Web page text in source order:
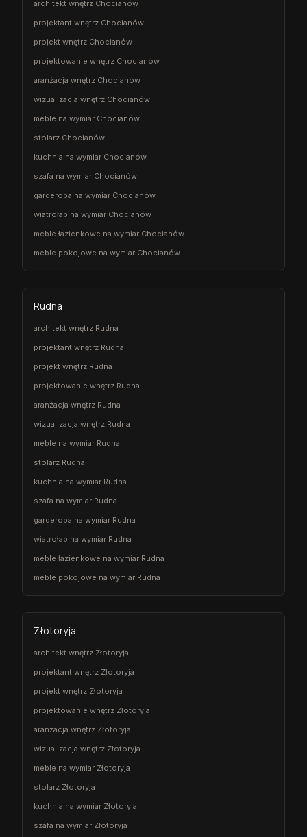
architekt wnętrz Chocianów
projektant wnętrz Chocianów
projekt wnętrz Chocianów
projektowanie wnętrz Chocianów
aranżacja wnętrz Chocianów
wizualizacja wnętrz Chocianów
meble na wymiar Chocianów
stolarz Chocianów
kuchnia na wymiar Chocianów
szafa na wymiar Chocianów
garderoba na wymiar Chocianów
wiatrołap na wymiar Chocianów
meble łazienkowe na wymiar Chocianów
meble pokojowe na wymiar Chocianów
Rudna
architekt wnętrz Rudna
projektant wnętrz Rudna
projekt wnętrz Rudna
projektowanie wnętrz Rudna
aranżacja wnętrz Rudna
wizualizacja wnętrz Rudna
meble na wymiar Rudna
stolarz Rudna
kuchnia na wymiar Rudna
szafa na wymiar Rudna
garderoba na wymiar Rudna
wiatrołap na wymiar Rudna
meble łazienkowe na wymiar Rudna
meble pokojowe na wymiar Rudna
Złotoryja
architekt wnętrz Złotoryja
projektant wnętrz Złotoryja
projekt wnętrz Złotoryja
projektowanie wnętrz Złotoryja
aranżacja wnętrz Złotoryja
wizualizacja wnętrz Złotoryja
meble na wymiar Złotoryja
stolarz Złotoryja
kuchnia na wymiar Złotoryja
szafa na wymiar Złotoryja